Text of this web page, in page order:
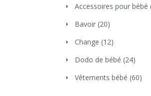
Accessoires pour bébé
Bavoir (20)
Change (12)
Dodo de bébé (24)
Vêtements bébé (60)